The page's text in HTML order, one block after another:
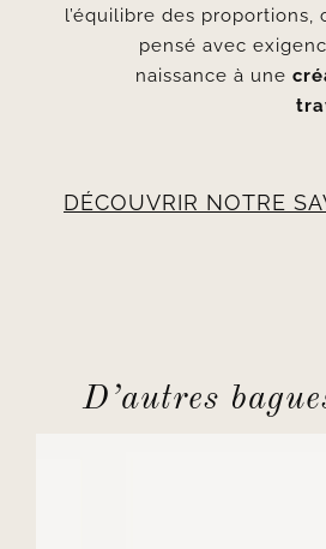
l’équilibre des proportions,
pensé avec
naissance à une
DÉCOUVRIR NOTRE
D’autres